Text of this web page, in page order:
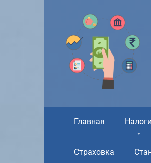
Главная Налоги
Страховка